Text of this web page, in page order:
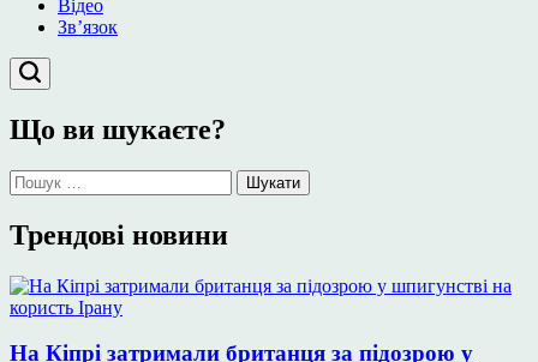
Відео
Зв’язок
Що ви шукаєте?
Пошук:
Трендові новини
На Кіпрі затримали британця за підозрою у